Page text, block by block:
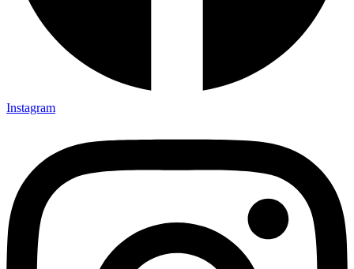
Instagram